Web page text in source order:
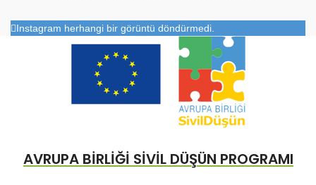
Instagram herhangi bir görüntü döndürmedi.
AVRUPA BİRLİĞİ SİVİL DÜŞÜN PROGRAMI